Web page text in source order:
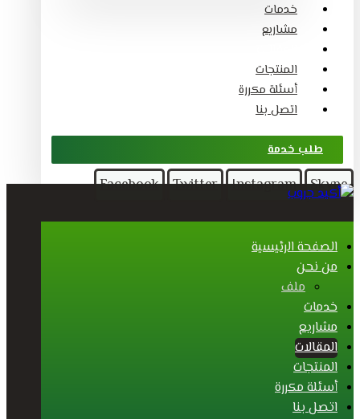
خدمات
مشاريع
المنتجات
أسئلة مكررة
اتصل بنا
طلب خدمة
Facebook Twitter Instagram Skype
الصفحة الرئيسية
من نحن
ملف
خدمات
مشاريع
المقالات
المنتجات
أسئلة مكررة
اتصل بنا